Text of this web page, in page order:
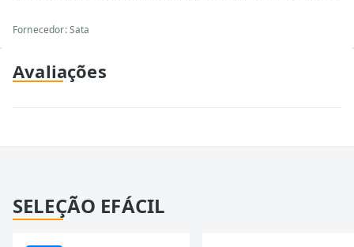
Fornecedor: Sata
Avaliações
SELEÇÃO EFÁCIL